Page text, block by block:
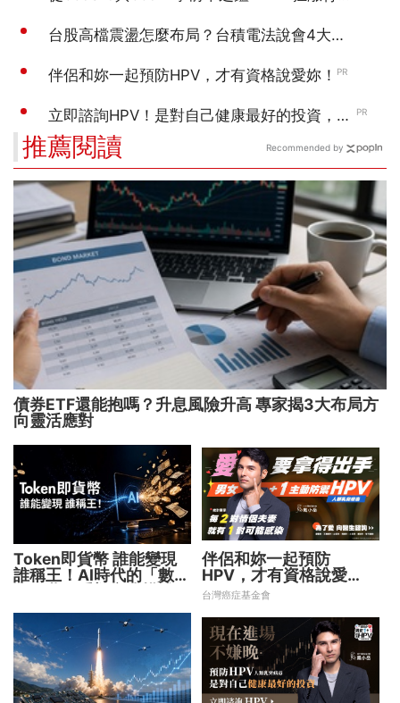
推薦閱讀
債券ETF還能抱嗎？升息風險升高 專家揭3大布局方
向靈活應對
Token即貨幣 誰能變現
誰稱王！AI時代的「數位
伴侶和妳一起預防
HPV，才有資格說愛
妳！
台灣癌症基金會
Recommended by